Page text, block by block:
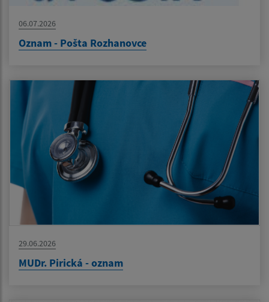
06.07.2026
Oznam - Pošta Rozhanovce
29.06.2026
MUDr. Pirická - oznam